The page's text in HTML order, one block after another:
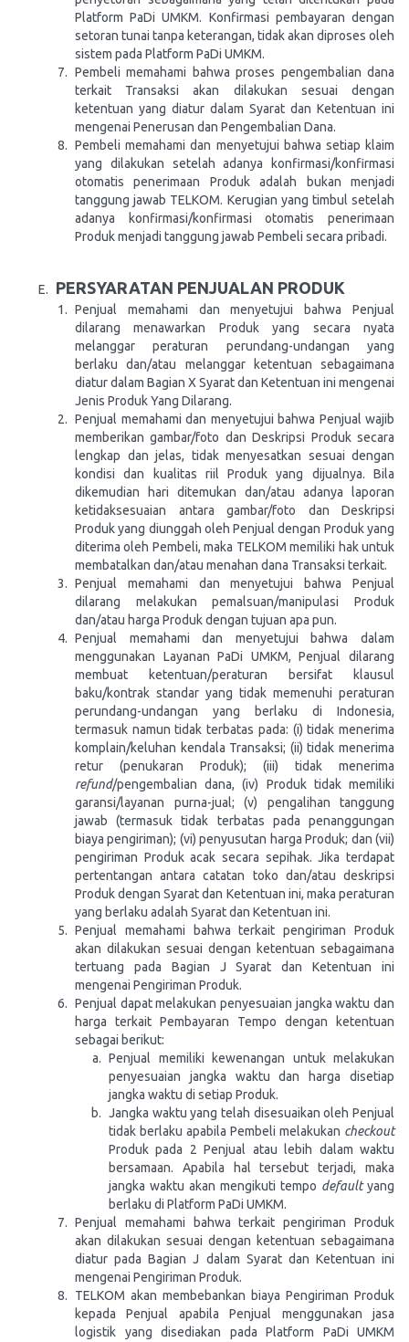
Platform PaDi UMKM. Konfirmasi pembayaran dengan
setoran tunai tanpa keterangan, tidak akan diproses oleh
sistem pada Platform PaDi UMKM.
Pembeli memahami bahwa proses pengembalian dana
terkait Transaksi akan dilakukan sesuai dengan
ketentuan yang diatur dalam Syarat dan Ketentuan ini
mengenai Penerusan dan Pengembalian Dana.
Pembeli memahami dan menyetujui bahwa setiap klaim
yang dilakukan setelah adanya konfirmasi/konfirmasi
otomatis penerimaan Produk adalah bukan menjadi
tanggung jawab TELKOM. Kerugian yang timbul setelah
adanya konfirmasi/konfirmasi otomatis penerimaan
Produk menjadi tanggung jawab Pembeli secara pribadi.
PERSYARATAN PENJUALAN PRODUK
Penjual memahami dan menyetujui bahwa Penjual
dilarang menawarkan Produk yang secara nyata
melanggar peraturan perundang-undangan yang
berlaku dan/atau melanggar ketentuan sebagaimana
diatur dalam Bagian X Syarat dan Ketentuan ini mengenai
Jenis Produk Yang Dilarang.
Penjual memahami dan menyetujui bahwa Penjual wajib
memberikan gambar/foto dan Deskripsi Produk secara
lengkap dan jelas, tidak menyesatkan sesuai dengan
kondisi dan kualitas riil Produk yang dijualnya. Bila
dikemudian hari ditemukan dan/atau adanya laporan
ketidaksesuaian antara gambar/foto dan Deskripsi
Produk yang diunggah oleh Penjual dengan Produk yang
diterima oleh Pembeli, maka TELKOM memiliki hak untuk
membatalkan dan/atau menahan dana Transaksi terkait.
Penjual memahami dan menyetujui bahwa Penjual
dilarang melakukan pemalsuan/manipulasi Produk
dan/atau harga Produk dengan tujuan apa pun.
Penjual memahami dan menyetujui bahwa dalam
menggunakan Layanan PaDi UMKM, Penjual dilarang
membuat ketentuan/peraturan bersifat klausul
baku/kontrak standar yang tidak memenuhi peraturan
perundang-undangan yang berlaku di Indonesia,
termasuk namun tidak terbatas pada: (i) tidak menerima
komplain/keluhan kendala Transaksi; (ii) tidak menerima
retur (penukaran Produk); (iii) tidak menerima
refund/pengembalian dana, (iv) Produk tidak memiliki
garansi/layanan purna-jual; (v) pengalihan tanggung
jawab (termasuk tidak terbatas pada penanggungan
biaya pengiriman); (vi) penyusutan harga Produk; dan (vii)
pengiriman Produk acak secara sepihak. Jika terdapat
pertentangan antara catatan toko dan/atau deskripsi
Produk dengan Syarat dan Ketentuan ini, maka peraturan
yang berlaku adalah Syarat dan Ketentuan ini.
Penjual memahami bahwa terkait pengiriman Produk
akan dilakukan sesuai dengan ketentuan sebagaimana
tertuang pada Bagian J Syarat dan Ketentuan ini
mengenai Pengiriman Produk.
Penjual dapat melakukan penyesuaian jangka waktu dan
harga terkait Pembayaran Tempo dengan ketentuan
sebagai berikut:
Penjual memiliki kewenangan untuk melakukan
penyesuaian jangka waktu dan harga disetiap
jangka waktu di setiap Produk.
Jangka waktu yang telah disesuaikan oleh Penjual
tidak berlaku apabila Pembeli melakukan checkout
Produk pada 2 Penjual atau lebih dalam waktu
bersamaan. Apabila hal tersebut terjadi, maka
jangka waktu akan mengikuti tempo defaultyang
berlaku di Platform PaDi UMKM.
Penjual memahami bahwa terkait pengiriman Produk
akan dilakukan sesuai dengan ketentuan sebagaimana
diatur pada Bagian J dalam Syarat dan Ketentuan ini
mengenai Pengiriman Produk.
TELKOM akan membebankan biaya Pengiriman Produk
kepada Penjual apabila Penjual menggunakan jasa
logistik yang disediakan pada Platform PaDi UMKM